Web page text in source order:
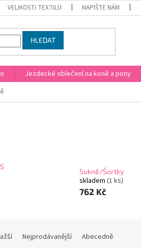
VELIKOSTI TEXTILU NAPIŠTE NÁM
HLEDAT
Jezdecké oblečení na koně a pony
Sukně/Šortky
skladem (1 ks)
762 Kč
Nejprodávanější Abecedně